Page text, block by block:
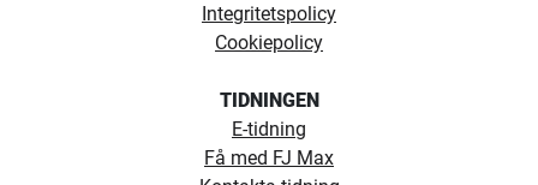
Integritetspolicy
Cookiepolicy
TIDNINGEN
E-tidning
Få med FJ Max